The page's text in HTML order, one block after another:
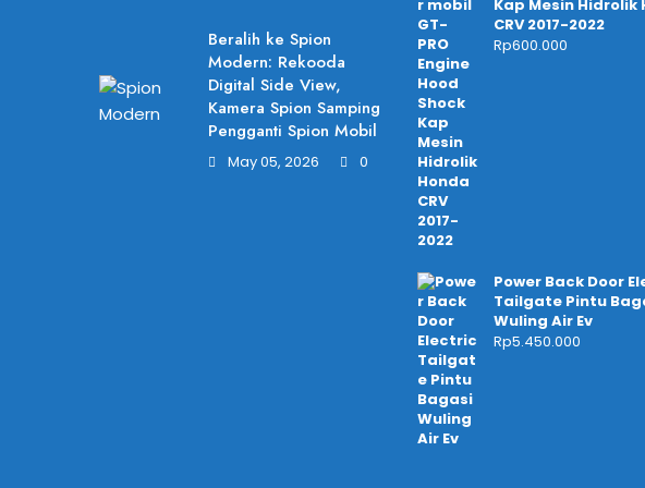
Beralih ke Spion
Modern: Rekooda
Digital Side View,
Kamera Spion Samping
Pengganti Spion Mobil
May 05, 2026 0
Kap Mesin Hidrolik
CRV 2017-2022
Rp600.000
Power Back Door
Tailgate Pintu
Wuling Air Ev
Rp5.450.000